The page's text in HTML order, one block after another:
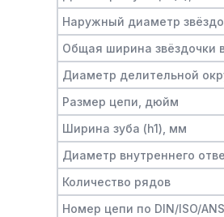
Наружный диаметр
Общая ширина звёздочки
Диаметр делительной
Размер цепи, дюйм
Ширина зуба (h1), мм
Диаметр внутреннего
Количество рядов
Номер цепи по DIN/ISO/